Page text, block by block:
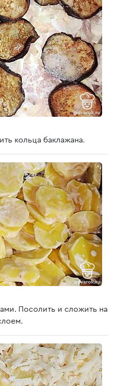
кольца баклажана.
Посолить и сложить на